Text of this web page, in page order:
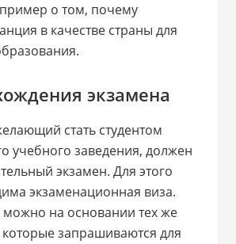
о том, почему
в качестве страны для
экзамена
стать студентом
учебного заведения, должен
экзамен. Для этого
экзаменационная виза.
можно на основании тех же
запрашиваются для